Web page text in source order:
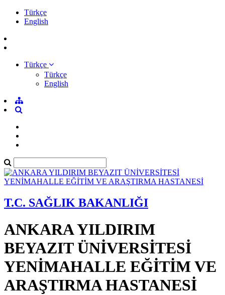
Türkçe
English
Türkçe
Türkçe
English
T.C. SAĞLIK BAKANLIĞI
ANKARA YILDIRIM
BEYAZIT ÜNİVERSİTESİ
YENİMAHALLE EĞİTİM VE
ARAŞTIRMA HASTANESİ